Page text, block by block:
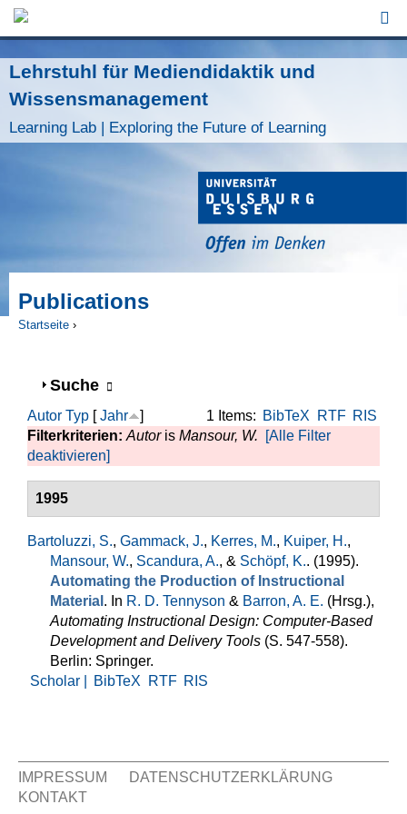
Lehrstuhl für Mediendidaktik und
Wissensmanagement
Learning Lab | Exploring the Future of Learning
Publications
Startseite ›
Anzeigen
Suche
1 Items: BibTeX RTF RIS
Autor Typ [Jahr
]
Filterkriterien: Autoris Mansour, W.
[Alle Filter
deaktivieren]
1995
Bartoluzzi, S., Gammack, J., Kerres, M., Kuiper, H.,
Mansour, W., Scandura, A., & Schöpf, K.. (1995).
Automating the Production of Instructional
Material . In R. D. Tennyson & Barron, A. E. (Hrsg.),
Automating Instructional Design: Computer-Based
Development and Delivery Tools (S. 547-558).
Berlin: Springer.
Scholar |
BibTeX RTF RIS
IMPRESSUM
DATENSCHUTZERKLÄRUNG
KONTAKT